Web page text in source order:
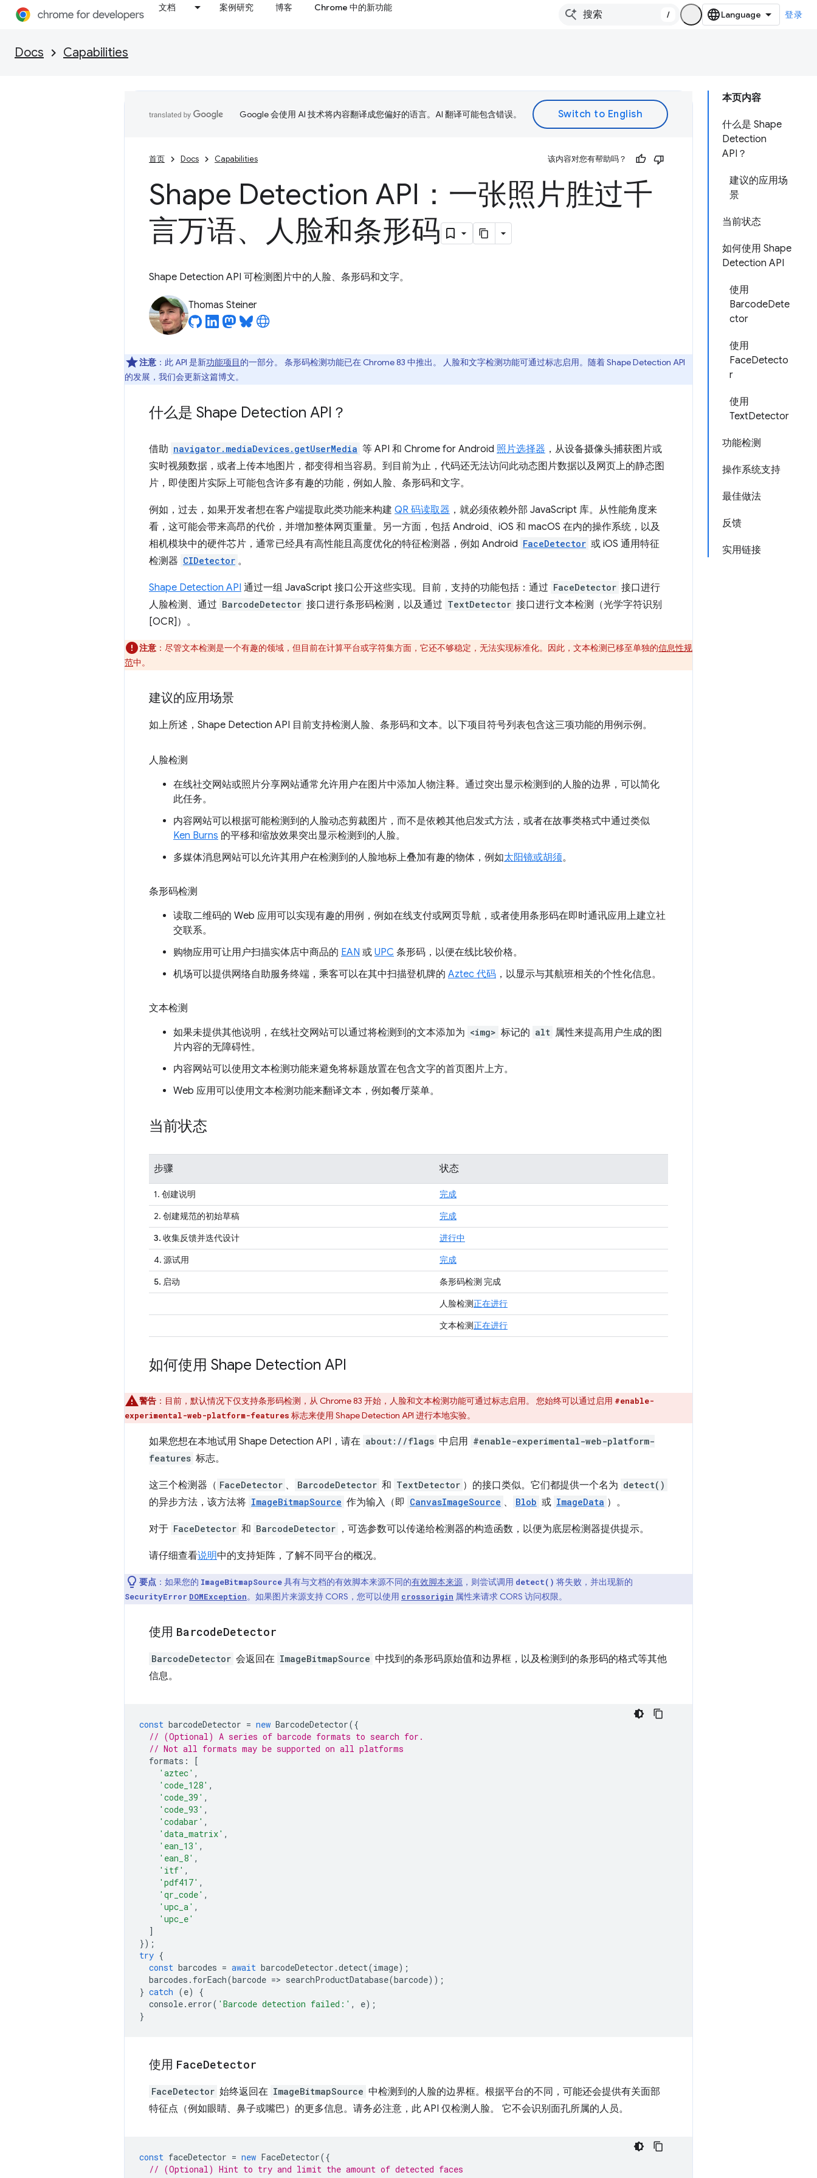
文档 案例研究 博客 Chrome 中的新功能
/ 登录
Docs Capabilities
本页内容
什么是 Shape
Detection
API？
建议的应用场
景
当前状态
如何使用 Shape
Detection API
使用
BarcodeDete
ctor
使用
FaceDetecto
r
使用
TextDetector
功能检测
操作系统支持
最佳做法
反馈
实用链接
Google 会使用 AI 技术将内容翻译成您偏好的语言。AI 翻译可能包含错误。
首页 Docs Capabilities 该内容对您有帮助吗？
Shape Detection API：一张照片胜过千
言万语、人脸和条形码
Shape Detection API 可检测图片中的人脸、条形码和文字。
Thomas Steiner
注意 ：此 API 是新功能项目的一部分。 条形码检测功能已在 Chrome 83 中推出。 人脸和文字检测功能可通过标志启用。随着 Shape Detection API
的发展，我们会更新这篇博文。
什么是 Shape Detection API？
借助 navigator.mediaDevices.getUserMedia 等 API 和 Chrome for Android 照片选择器 ，从设备摄像头捕获图片或
实时视频数据，或者上传本地图片，都变得相当容易。到目前为止，代码还无法访问此动态图片数据以及网页上的静态图
片，即使图片实际上可能包含许多有趣的功能，例如人脸、条形码和文字。
例如，过去，如果开发者想在客户端提取此类功能来构建 QR 码读取器 ，就必须依赖外部 JavaScript 库。从性能角度来
看，这可能会带来高昂的代价，并增加整体网页重量。另一方面，包括 Android、iOS 和 macOS 在内的操作系统，以及
相机模块中的硬件芯片，通常已经具有高性能且高度优化的特征检测器，例如 Android FaceDetector 或 iOS 通用特征
检测器 CIDetector 。
Shape Detection API 通过一组 JavaScript 接口公开这些实现。目前，支持的功能包括：通过 FaceDetector 接口进行
人脸检测、通过 BarcodeDetector 接口进行条形码检测，以及通过 TextDetector 接口进行文本检测（光学字符识别
[OCR]）。
注意 ：尽管文本检测是一个有趣的领域，但目前在计算平台或字符集方面，它还不够稳定，无法实现标准化。因此，文本检测已移至单独的信息性规
范中。
建议的应用场景
如上所述，Shape Detection API 目前支持检测人脸、条形码和文本。以下项目符号列表包含这三项功能的用例示例。
人脸检测
在线社交网站或照片分享网站通常允许用户在图片中添加人物注释。通过突出显示检测到的人脸的边界，可以简化
此任务。
内容网站可以根据可能检测到的人脸动态剪裁图片，而不是依赖其他启发式方法，或者在故事类格式中通过类似
Ken Burns 的平移和缩放效果突出显示检测到的人脸。
多媒体消息网站可以允许其用户在检测到的人脸地标上叠加有趣的物体，例如太阳镜或胡须。
条形码检测
读取二维码的 Web 应用可以实现有趣的用例，例如在线支付或网页导航，或者使用条形码在即时通讯应用上建立社
交联系。
购物应用可让用户扫描实体店中商品的 EAN 或 UPC 条形码，以便在线比较价格。
机场可以提供网络自助服务终端，乘客可以在其中扫描登机牌的 Aztec 代码 ，以显示与其航班相关的个性化信息。
文本检测
如果未提供其他说明，在线社交网站可以通过将检测到的文本添加为 <img> 标记的 alt 属性来提高用户生成的图
片内容的无障碍性。
内容网站可以使用文本检测功能来避免将标题放置在包含文字的首页图片上方。
Web 应用可以使用文本检测功能来翻译文本，例如餐厅菜单。
当前状态
步骤 状态
1. 创建说明
完成
2. 创建规范的初始草稿
完成
3. 收集反馈并迭代设计
进行中
4. 源试用
完成
5. 启动
条形码检测 完成
人脸检测正在进行
文本检测正在进行
如何使用 Shape Detection API
警告 ：目前，默认情况下仅支持条形码检测，从 Chrome 83 开始，人脸和文本检测功能可通过标志启用。 您始终可以通过启用 #enable-
experimental-web-platform-features 标志来使用 Shape Detection API 进行本地实验。
如果您想在本地试用 Shape Detection API，请在 about://flags 中启用 #enable-experimental-web-platform-
features 标志。
这三个检测器（ FaceDetector 、 BarcodeDetector 和 TextDetector ）的接口类似。它们都提供一个名为 detect()
的异步方法，该方法将 ImageBitmapSource 作为输入（即 CanvasImageSource 、 Blob 或 ImageData ）。
对于 FaceDetector 和 BarcodeDetector ，可选参数可以传递给检测器的构造函数，以便为底层检测器提供提示。
请仔细查看说明中的支持矩阵，了解不同平台的概况。
要点 ：如果您的 ImageBitmapSource具有与文档的有效脚本来源不同的有效脚本来源 ，则尝试调用 detect() 将失败，并出现新的
SecurityError DOMException。如果图片来源支持 CORS，您可以使用 crossorigin 属性来请求 CORS 访问权限。
使用 BarcodeDetector
BarcodeDetector 会返回在 ImageBitmapSource 中找到的条形码原始值和边界框，以及检测到的条形码的格式等其他
信息。
const barcodeDetector = new BarcodeDetector({
// (Optional) A series of barcode formats to search for.
// Not all formats may be supported on all platforms
formats :
[
'aztec' ,
'code_128' ,
'code_39' ,
'code_93' ,
'codabar' ,
'data_matrix' ,
'ean_13' ,
'ean_8' ,
'itf' ,
'pdf417' ,
'qr_code' ,
'upc_a' ,
'upc_e'
]
});
try {
const barcodes = await barcodeDetector .detect(image);
barcodes . forEach(barcode => searchProductDatabase(barcode));
} catch (e)
{
console. error( 'Barcode detection failed:' , e);
}
使用 FaceDetector
FaceDetector 始终返回在 ImageBitmapSource 中检测到的人脸的边界框。根据平台的不同，可能还会提供有关面部
特征点（例如眼睛、鼻子或嘴巴）的更多信息。请务必注意，此 API 仅检测人脸。 它不会识别面孔所属的人员。
const faceDetector = new FaceDetector({
// (Optional) Hint to try and limit the amount of detected faces